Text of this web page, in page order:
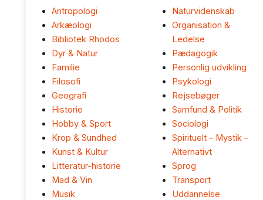
Antropologi
Arkæologi
Bibliotek Rhodos
Dyr & Natur
Familie
Filosofi
Geografi
Historie
Hobby & Sport
Krop & Sundhed
Kunst & Kultur
Litteratur-historie
Mad & Vin
Musik
Naturvidenskab
Organisation &
Ledelse
Pædagogik
Personlig udvikling
Psykologi
Rejsebøger
Samfund & Politik
Sociologi
Spirituelt – Mystik –
Alternativt
Sprog
Transport
Uddannelse